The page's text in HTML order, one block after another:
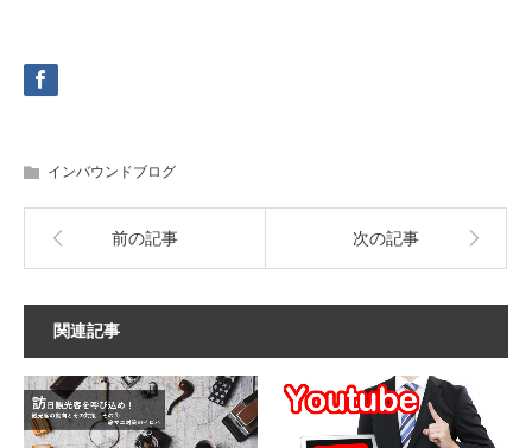
インバウンドブログ
前の記事 次の記事
関連記事